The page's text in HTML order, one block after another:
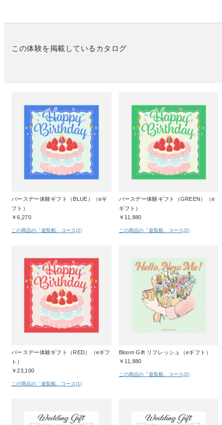
この体験を掲載しているカタログ
バースデー体験ギフト（BLUE）（eギ
フト）
￥6,270
この商品の「遊覧船」コース(2)
バースデー体験ギフト（GREEN）（e
ギフト）
￥11,880
この商品の「遊覧船」コース(2)
バースデー体験ギフト（RED）（eギフ
ト）
￥23,100
この商品の「遊覧船」コース(1)
Bloom Gift リフレッシュ（eギフト）
￥11,880
この商品の「遊覧船」コース(2)